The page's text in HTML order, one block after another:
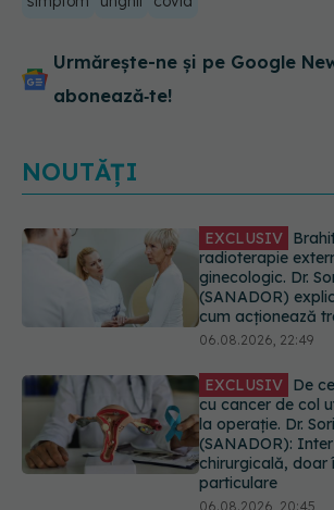
Urmărește-ne și pe Google
abonează‑te!
NOUTĂȚI
EXCLUSIV De
cu cancer de col
la operație. Dr.
(SANADOR):
chirurgicală, doar
particulare
06.08.2026, 20:45
Alertă în Europa
de hantavirus
care se transmite
06.08.2026, 20:06